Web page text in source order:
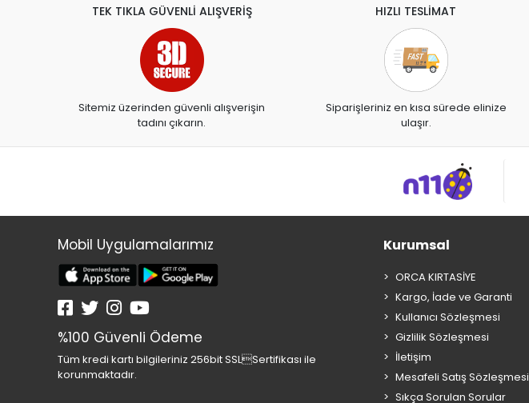
APRİL
ARKADAŞ YAYINCILIK
ARTDECO
ARTDECO 140
ARTEMİS YAYINLARI
BAYINDIR
BEAR&DEAR
BECKS
BELMİL
BENETTON
BESTWAY
BEYAZ BALİNA YAYINLARI
TEK TIKLA GÜVENLİ ALIŞVERİŞ
Sitemiz üzerinden güvenli alışverişin
tadını çıkarın.
HIZLI TESLİMAT
Siparişleriniz en kısa sürede elinize
ulaşır.
Mobil Uygulamalarımız
%100 Güvenli Ödeme
Tüm kredi kartı bilgileriniz 256bit SSLSertifikası ile
korunmaktadır.
Kurumsal
ORCA KIRTASİYE
Kargo, İade ve Garanti
Kullanıcı Sözleşmesi
Gizlilik Sözleşmesi
İletişim
Mesafeli Satış Sözleşmesi
Sıkça Sorulan Sorular